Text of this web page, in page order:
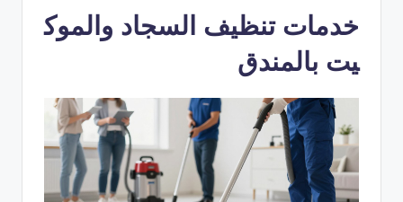
خدمات تنظيف السجاد والموك
يت بالمندق